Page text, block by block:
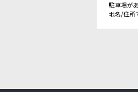
駐車場が
地名/住所